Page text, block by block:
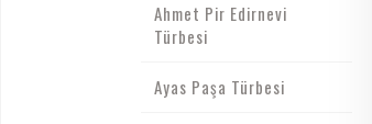
Ahmet Pir Edirnevi
Türbesi
Ayas Paşa Türbesi